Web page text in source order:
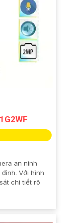
an ninh
Với hình
chi tiết rõ